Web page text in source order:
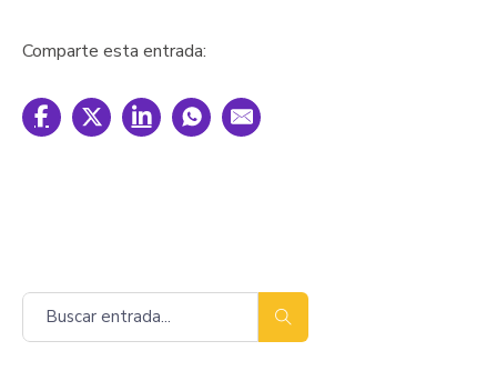
Comparte esta entrada:
Buscar